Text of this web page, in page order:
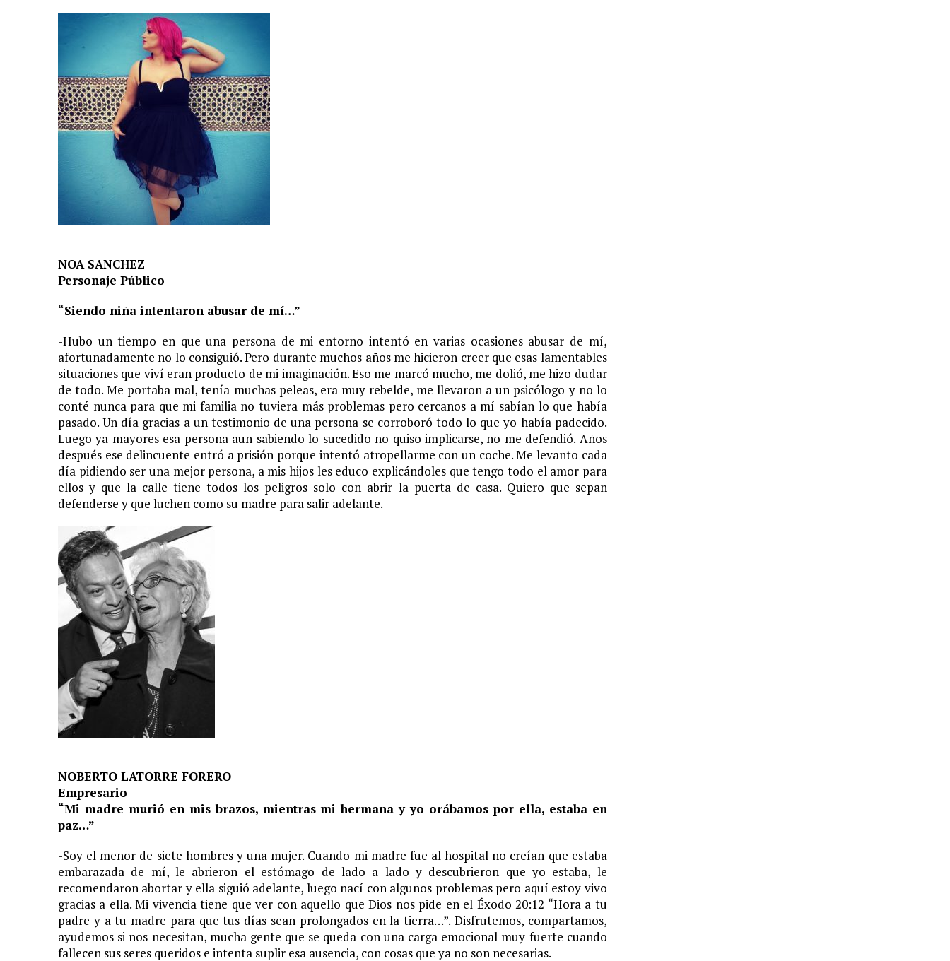
NOA SANCHEZ
Personaje Público
“Siendo niña intentaron abusar de mí…”
-Hubo un tiempo en que una persona de mi entorno intentó en varias ocasiones abusar de mí,
afortunadamente no lo consiguió. Pero durante muchos años me hicieron creer que esas lamentables
situaciones que viví eran producto de mi imaginación. Eso me marcó mucho, me dolió, me hizo dudar
de todo. Me portaba mal, tenía muchas peleas, era muy rebelde, me llevaron a un psicólogo y no lo
conté nunca para que mi familia no tuviera más problemas pero cercanos a mí sabían lo que había
pasado. Un día gracias a un testimonio de una persona se corroboró todo lo que yo había padecido.
Luego ya mayores esa persona aun sabiendo lo sucedido no quiso implicarse, no me defendió. Años
después ese delincuente entró a prisión porque intentó atropellarme con un coche. Me levanto cada
día pidiendo ser una mejor persona, a mis hijos les educo explicándoles que tengo todo el amor para
ellos y que la calle tiene todos los peligros solo con abrir la puerta de casa. Quiero que sepan
defenderse y que luchen como su madre para salir adelante.
NOBERTO LATORRE FORERO
Empresario
“Mi madre murió en mis brazos, mientras mi hermana y yo orábamos por ella, estaba en
paz…”
-Soy el menor de siete hombres y una mujer. Cuando mi madre fue al hospital no creían que estaba
embarazada de mí, le abrieron el estómago de lado a lado y descubrieron que yo estaba, le
recomendaron abortar y ella siguió adelante, luego nací con algunos problemas pero aquí estoy vivo
gracias a ella. Mi vivencia tiene que ver con aquello que Dios nos pide en el Éxodo 20:12 “Hora a tu
padre y a tu madre para que tus días sean prolongados en la tierra…”. Disfrutemos, compartamos,
ayudemos si nos necesitan, mucha gente que se queda con una carga emocional muy fuerte cuando
fallecen sus seres queridos e intenta suplir esa ausencia, con cosas que ya no son necesarias.